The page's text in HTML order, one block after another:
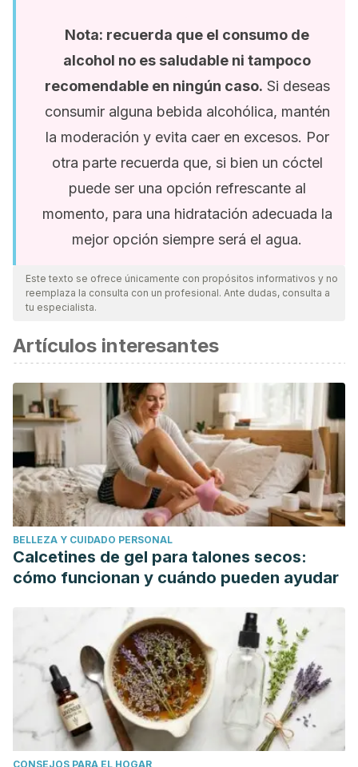
Nota: recuerda que el consumo de
alcohol no es saludable ni tampoco
recomendable en ningún caso. Si deseas
consumir alguna bebida alcohólica, mantén
la moderación y evita caer en excesos. Por
otra parte recuerda que, si bien un cóctel
puede ser una opción refrescante al
momento, para una hidratación adecuada la
mejor opción siempre será el agua.
Este texto se ofrece únicamente con propósitos informativos y no
reemplaza la consulta con un profesional. Ante dudas, consulta a
tu especialista.
Artículos interesantes
BELLEZA Y CUIDADO PERSONAL
Calcetines de gel para talones secos:
cómo funcionan y cuándo pueden ayudar
CONSEJOS PARA EL HOGAR